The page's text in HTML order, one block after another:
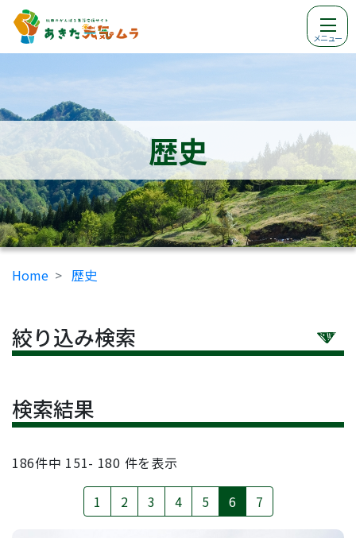
メニュー
歴史
Home 歴史
絞り込み検索
検索結果
186件中 151- 180 件を表示
1 2 3 4 5 6 7